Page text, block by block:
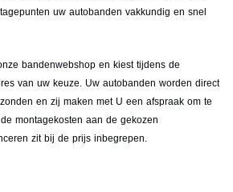
uw autobanden vakkundig en snel
bandenwebshop en kiest tijdens de
van uw keuze. Uw autobanden worden direct
en zij maken met U een afspraak om te
montagekosten aan de gekozen
zit bij de prijs inbegrepen.